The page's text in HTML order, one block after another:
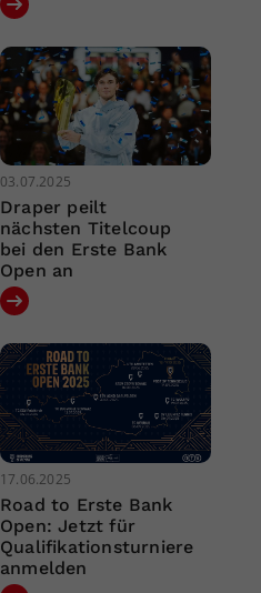
03.07.2025
Draper peilt
nächsten Titelcoup
bei den Erste Bank
Open an
17.06.2025
Road to Erste Bank
Open: Jetzt für
Qualifikationsturniere
anmelden